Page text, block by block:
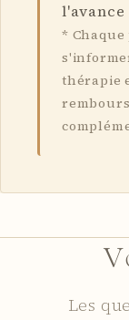
*
thérapie
Les